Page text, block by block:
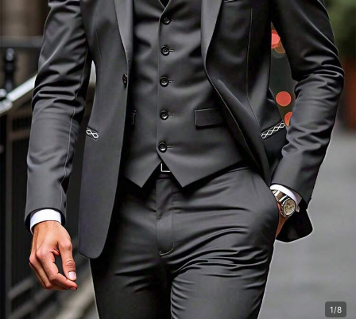
1/8